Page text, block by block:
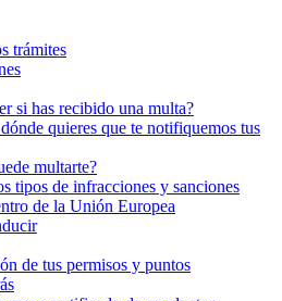
trámites
si has recibido una multa?
quieres que te notifiquemos tus
multarte?
tipos de infracciones y sanciones
de la Unión Europea
de tus permisos y puntos